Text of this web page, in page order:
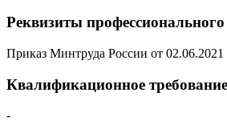
Реквизиты профессионального
Приказ Минтруда России от
Квалификационное
-